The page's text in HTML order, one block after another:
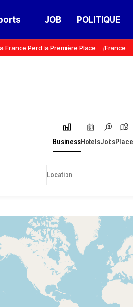
JOB POLITIQUE
France Perd la Première Place France
BusinessHotelsJobsPlace